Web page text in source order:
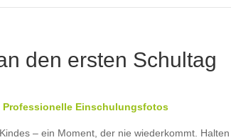
den ersten Schultag
Professionelle Einschulungsfotos
– ein Moment, der nie wiederkommt. Halten